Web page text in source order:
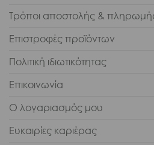
Τρόποι αποστολής &
Επιστροφές προϊόντων
Πολιτική ιδιωτικότητας
Επικοινωνία
Ο λογαριασμός μου
Ευκαιρίες καριέρας